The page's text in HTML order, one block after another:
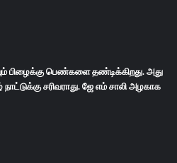
பிழைக்கு பெண்களை தண்டிக்கிறது. அது
சரிவராது. ஜே எம் சாலி அழகாக